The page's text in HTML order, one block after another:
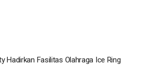
Hadirkan Fasilitas Olahraga Ice Ring